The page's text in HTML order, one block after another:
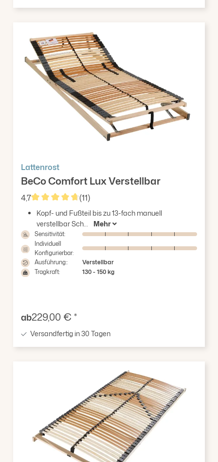
Lattenrost
BeCo Comfort Lux Verstellbar
4,7
Durchschnittliche Bewertung von 4.73 von 5
(11)
Kopf- und Fußteil bis zu 13-fach manuell
verstellbar Sch...
Mehr
Sensitivität:
Individuell
Konfigurierbar:
Ausführung::
Verstellbar
Tragkraft:
130 - 150 kg
Verkaufspreis:
ab229,00 € *
Versandfertig in 30 Tagen